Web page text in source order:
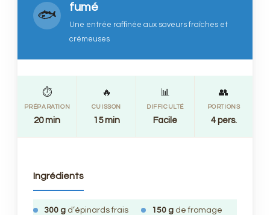
🐟
fumé
Une entrée raffinée aux saveurs fraîches et
crémeuses
⏱️
PRÉPARATION
20 min
🔥
CUISSON
15 min
📊
DIFFICULTÉ
Facile
👥
PORTIONS
4 pers.
Ingrédients
300 g d’épinards frais 150 g de fromage